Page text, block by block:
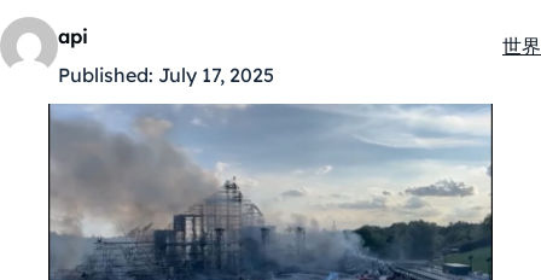
api
Published: July 17, 2025
世界